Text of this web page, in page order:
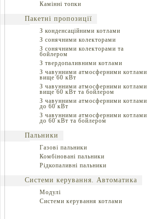
Камінні топки
Пакетні пропозиції
З конденсаційними котлами
З сонячними колекторами
З сонячними колекторами та
бойлером
З твердопаливними котлами
З чавунними атмосферними котлами
вище 60 кВт
З чавунними атмосферними котлами
вище 60 кВт та бойлером
З чавунними атмосферними котлами
до 60 кВт
З чавунними атмосферними котлами
до 60 кВт та бойлером
Пальники
Газові пальники
Комбіновані пальники
Рідкопаливні пальники
Системи керування. Автоматика
Модулі
Системи керування котлами